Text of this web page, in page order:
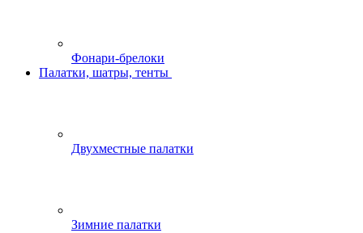
Фонари-брелоки
Палатки, шатры, тенты
Двухместные палатки
Зимние палатки